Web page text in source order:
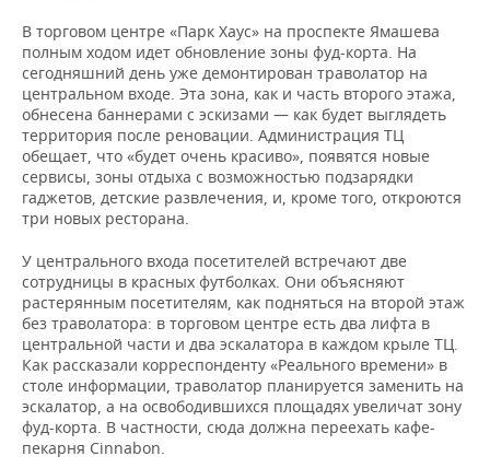
ВОДНЫЕ ВИДЫ СПОРТА
ХОККЕЙ С МЯЧОМ
ОБРАЗОВАНИЕ
ПРОИСШЕСТВИЯ
В торговом центре «Парк Хаус» на проспекте Ямашева
полным ходом идет обновление зоны фуд-корта. На
сегодняшний день уже демонтирован траволатор на
центральном входе. Эта зона, как и часть второго этажа,
обнесена баннерами с эскизами — как будет выглядеть
территория после реновации. Администрация ТЦ
обещает, что «будет очень красиво», появятся новые
сервисы, зоны отдыха с возможностью подзарядки
гаджетов, детские развлечения, и, кроме того, откроются
три новых ресторана.
У центрального входа посетителей встречают две
сотрудницы в красных футболках. Они объясняют
растерянным посетителям, как подняться на второй этаж
без траволатора: в торговом центре есть два лифта в
центральной части и два эскалатора в каждом крыле ТЦ.
Как рассказали корреспонденту «Реального времени» в
столе информации, траволатор планируется заменить на
эскалатор, а на освободившихся площадях увеличат зону
фуд-корта. В частности, сюда должна переехать кафе-
пекарня Cinnabon.